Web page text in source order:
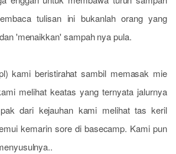
tulisan ini bukanlah orang yang
'menaikkan' sampah nya pula.
kami beristirahat sambil memasak mie
melihat keatas yang ternyata jalurnya
dari kejauhan kami melihat tas keril
kemarin sore di basecamp. Kami pun